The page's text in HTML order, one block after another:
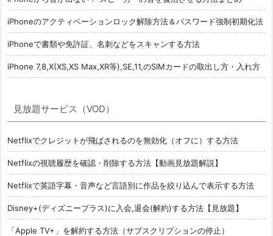
iPhoneのアクティベーションロック解除方法＆パスワード強制初期化法
iPhoneで書類や免許証、名刺などをスキャンする方法
iPhone 7,8,X(XS,XS Max,XR等),SE,11,のSIMカードの取出し方・入れ方
見放題サービス（VOD）
Netflixでクレジットが飛ばされるのを無効化（オフに）する方法
Netflixの視聴履歴を確認・削除する方法【動画見放題解説】
Netflixで英語字幕・音声など言語別に作品を絞り込んで表示する方法
Disney+(ディズニープラス)に入会,退会(解約)する方法【見放題】
「Apple TV+」を解約する方法（サブスクリプションの停止）